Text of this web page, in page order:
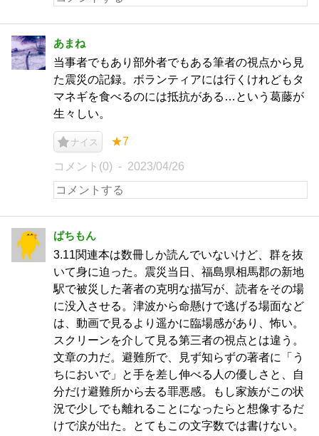
あまね
当事者でもあり部外者でもある筆者の視点から見
た震災の記録。ボランティアには行くけれどもタ
マネギを食べるのには抵抗がある…という葛藤が
生々しい。
ナイス ★7
コメント(0) 2023/04/26
ぱちもん
3.11関連本は数冊しか読んでいないけど、群を抜
いて身に迫った。震災当日、福島県相馬郡の新地
駅で被災した著者の克明な描写が、読者をその場
に没入させる。津波から命懸けで逃げる場面など
は、動画で見るより遥かに臨場感があり、怖い。
スクリーンを介して見る第三者の視点とは違う。
文章の力だ。避難所で、見ず知らずの著者に「う
ちにおいで」と手を差し伸べる人の優しさと、自
分だけ避難所から去る罪悪感。もし家族がこの状
況で少しでも離れることになったらと想像するだ
けで涙が出た。とてもこの文字数では書けない。